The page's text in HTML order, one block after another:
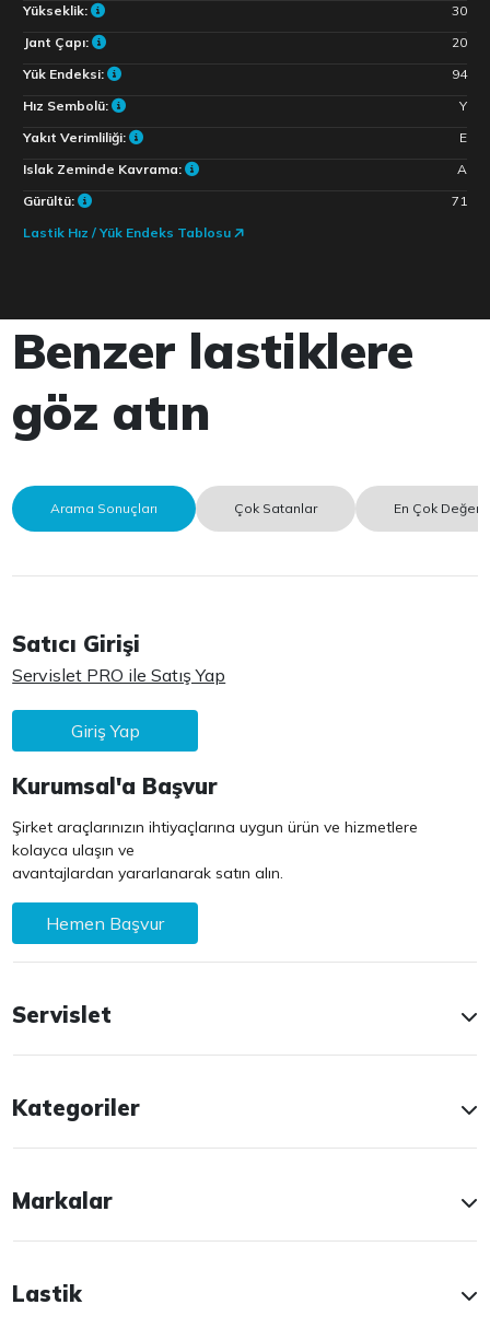
Yükseklik:
30
Jant Çapı:
20
Yük Endeksi:
94
Hız Sembolü:
Y
Yakıt Verimliliği:
E
Islak Zeminde Kavrama:
A
Gürültü:
71
Lastik Hız / Yük Endeks Tablosu
Benzer lastiklere
göz atın
Arama Sonuçları Çok Satanlar En Çok
Satıcı Girişi
Servislet PRO ile Satış Yap
Giriş Yap
Kurumsal'a Başvur
Şirket araçlarınızın ihtiyaçlarına uygun ürün ve hizmetlere
kolayca ulaşın ve
avantajlardan yararlanarak satın alın.
Hemen Başvur
Servislet
Kategoriler
Markalar
Lastik